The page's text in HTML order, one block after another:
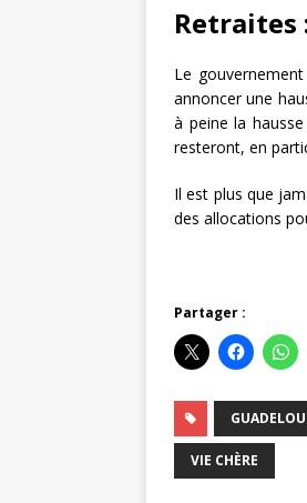
Retraites
Le
annoncer une
à peine la
resteront, en
Il est plus que
des allocations
Partager :
VIE CHÈRE